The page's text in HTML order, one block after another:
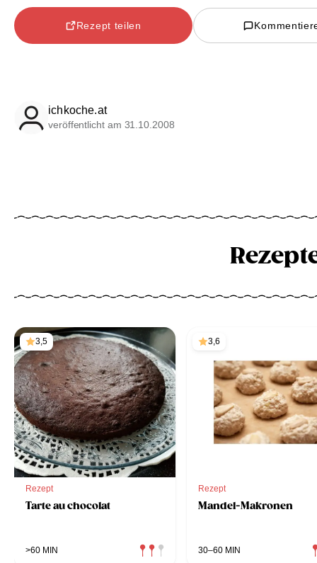
Rezept teilen
ichkoche.at
veröffentlicht am 31.10.2008
3,5
Rezept
Tarte au chocolat
>60 MIN
3,6
Rezept
Mandel-Makronen
30–60 MIN